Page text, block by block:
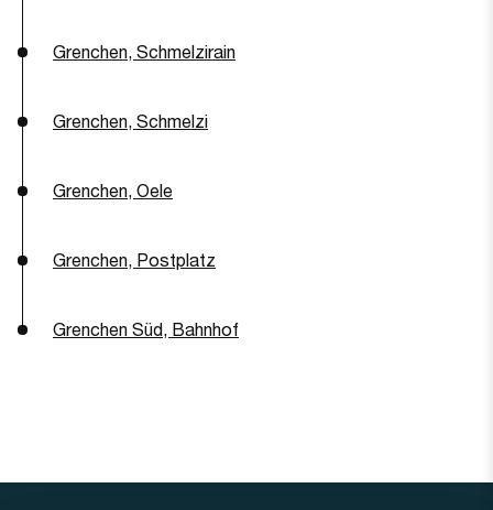
Grenchen, Schmelzirain
Grenchen, Schmelzi
Grenchen, Oele
Grenchen, Postplatz
Grenchen Süd, Bahnhof